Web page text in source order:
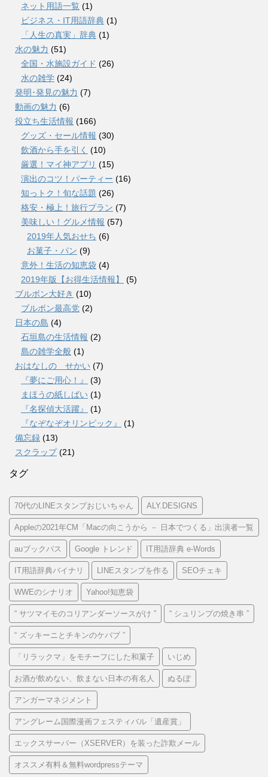
ネット用語一覧 (1)
ビジネス・IT用語辞典 (1)
「人生の真実」辞典 (1)
水の魅力 (51)
全国・水施設ガイド (26)
水の雑学 (24)
発明･発見の魅力 (7)
動画の魅力 (6)
役立ち生活情報 (166)
グッズ・セール情報 (30)
飲酒から手を引く (10)
厳選！マイ神アプリ (15)
演出のコツ！パーティー (16)
知っトク！旬な話題 (26)
格安・極上！旅行プラン (7)
美味しい！グルメ情報 (57)
2019年人気おせち (6)
お菓子・パン (9)
意外！生活の知恵袋 (4)
2019年版【お得生活情報】
(5)
ブルボン大好き (10)
ブルボン最高党 (2)
日本の島 (4)
石垣島の生活情報 (2)
島の雑学全般 (1)
おはなしの せかい (7)
『夢にご用心！』
(3)
まほうの紙しばい (1)
『名探偵大活躍』
(1)
『なぞなぞオリンピック』
(1)
備忘録 (13)
スクラップ(21)
タグ
70代のLINEスタンプおじいちゃん ALY.DESIGNS
Appleの2021年CM「Macの向こうから － 日本でつくる」出演者一覧
auブックパス Google トレンド IT用語辞典 e-Words
IT用語辞典バイナリ LINEスタンプを作る SEOチェキ
WWEのシナリオ Yahoo!知恵袋
“ サツマイモのコリアンダーソースがけ ” “ シュリンプの焼き串 ”
“ ズッキーニとチキンのケバブ ”
「リラックマ」をモチーフにした和菓子 いじめ
お酒が飲めない、飲まない日本の有名人 ぬるぽ
アンガーマネジメント
アングレーム国際漫画フェスティバル「遺産賞」
エックスサーバー（XSERVER）を装った詐欺メール
オススメ有料＆無料wordpressテーマ